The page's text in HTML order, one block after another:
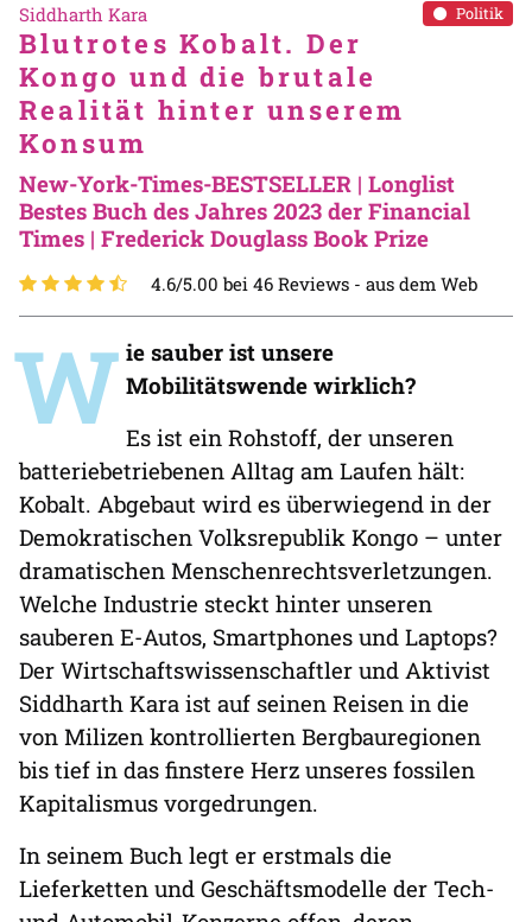
Politik
Siddharth Kara
Blutrotes Kobalt. Der
Kongo und die brutale
Realität hinter unserem
Konsum
New-York-Times-BESTSELLER | Longlist
Bestes Buch des Jahres 2023 der Financial
Times | Frederick Douglass Book Prize
4.6/5.00 bei 46 Reviews - aus dem Web
W ie sauber ist unsere
Mobilitätswende wirklich?
Es ist ein Rohstoff, der unseren
batteriebetriebenen Alltag am Laufen hält:
Kobalt. Abgebaut wird es überwiegend in der
Demokratischen Volksrepublik Kongo – unter
dramatischen Menschenrechtsverletzungen.
Welche Industrie steckt hinter unseren
sauberen E-Autos, Smartphones und Laptops?
Der Wirtschaftswissenschaftler und Aktivist
Siddharth Kara ist auf seinen Reisen in die
von Milizen kontrollierten Bergbauregionen
bis tief in das finstere Herz unseres fossilen
Kapitalismus vorgedrungen.
In seinem Buch legt er erstmals die
Lieferketten und Geschäftsmodelle der Tech-